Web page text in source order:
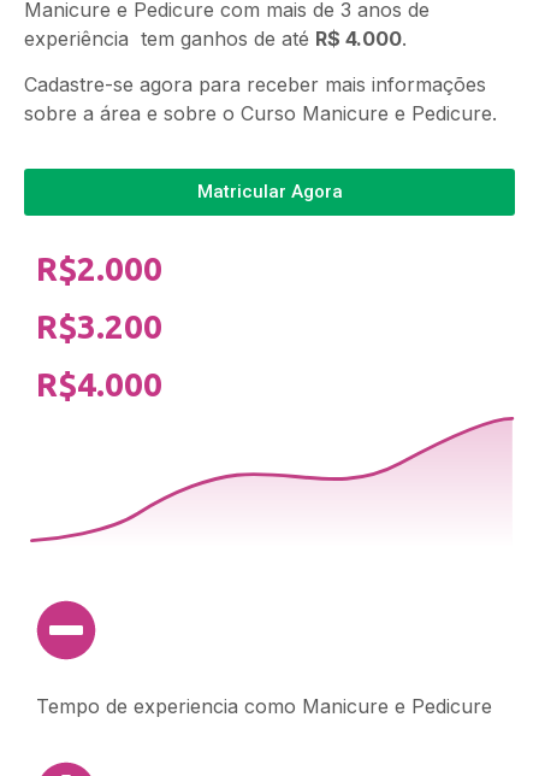
Manicure e Pedicure com mais de 3 anos de
experiência tem ganhos de até R$ 4.000.
Cadastre-se agora para receber mais informações
sobre a área e sobre o Curso Manicure e Pedicure.
Matricular Agora
R$2.000
R$3.200
R$4.000
Tempo de experiencia como Manicure e Pedicure